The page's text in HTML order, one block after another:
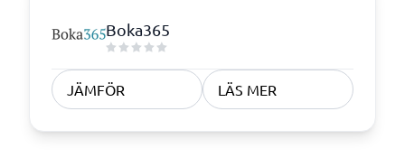
Boka365
JÄMFÖR LÄS MER